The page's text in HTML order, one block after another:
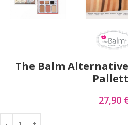
The Balm Alternative
27,90